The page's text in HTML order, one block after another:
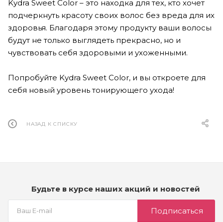
Kydra Sweet Color – это находка для тех, кто хочет
подчеркнуть красоту своих волос без вреда для их
здоровья. Благодаря этому продукту ваши волосы
будут не только выглядеть прекрасно, но и
чувствовать себя здоровыми и ухоженными.
Попробуйте Kydra Sweet Color, и вы откроете для
себя новый уровень тонирующего ухода!
НАЗАД К СПИСКУ
Будьте в курсе наших акций и новостей
Подписаться